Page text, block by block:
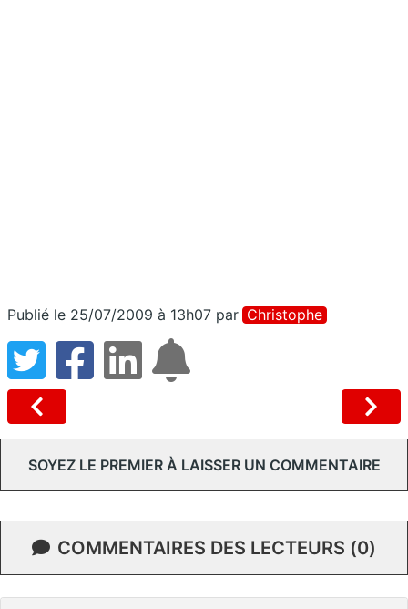
Publié le 25/07/2009 à 13h07 par Christophe
SOYEZ LE PREMIER À LAISSER UN COMMENTAIRE
COMMENTAIRES DES LECTEURS (0)